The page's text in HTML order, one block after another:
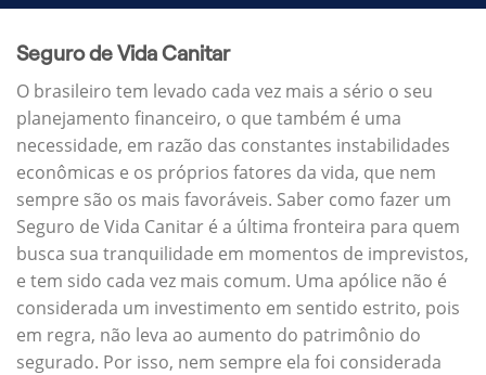
Seguro de Vida Canitar
O brasileiro tem levado cada vez mais a sério o seu
planejamento financeiro, o que também é uma
necessidade, em razão das constantes instabilidades
econômicas e os próprios fatores da vida, que nem
sempre são os mais favoráveis. Saber como fazer um
Seguro de Vida Canitar é a última fronteira para quem
busca sua tranquilidade em momentos de imprevistos,
e tem sido cada vez mais comum. Uma apólice não é
considerada um investimento em sentido estrito, pois
em regra, não leva ao aumento do patrimônio do
segurado. Por isso, nem sempre ela foi considerada